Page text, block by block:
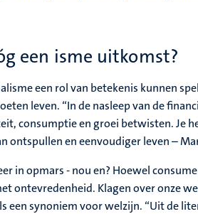
een isme uitkomst?
een rol van betekenis kunnen
leven. “In de nasleep van de
consumptie en groei betwisten. Je
ontspullen en eenvoudiger leven –
in opmars - nou en? Hoewel
ontevredenheid. Klagen over onze
een synoniem voor welzijn. “Uit de